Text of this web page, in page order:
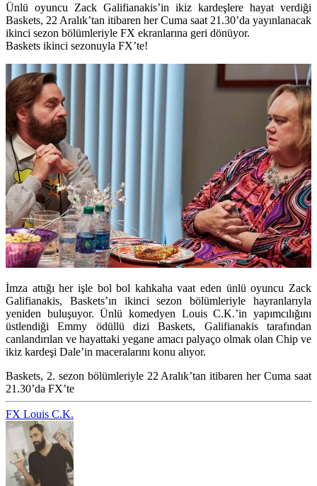
Ünlü oyuncu Zack Galifianakis’in ikiz kardeşlere hayat verdiği
Baskets, 22 Aralık’tan itibaren her Cuma saat 21.30’da yayınlanacak
ikinci sezon bölümleriyle FX ekranlarına geri dönüyor.
Baskets ikinci sezonuyla FX’te!
İmza attığı her işle bol bol kahkaha vaat eden ünlü oyuncu Zack
Galifianakis, Baskets’ın ikinci sezon bölümleriyle hayranlarıyla
yeniden buluşuyor. Ünlü komedyen Louis C.K.’in yapımcılığını
üstlendiği Emmy ödüllü dizi Baskets, Galifianakis tarafından
canlandırılan ve hayattaki yegane amacı palyaço olmak olan Chip ve
ikiz kardeşi Dale’in maceralarını konu alıyor.
Baskets, 2. sezon bölümleriyle 22 Aralık’tan itibaren her Cuma saat
21.30’da FX’te
FX Louis C.K.